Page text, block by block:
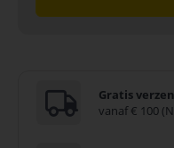
Gratis
vanaf € 100